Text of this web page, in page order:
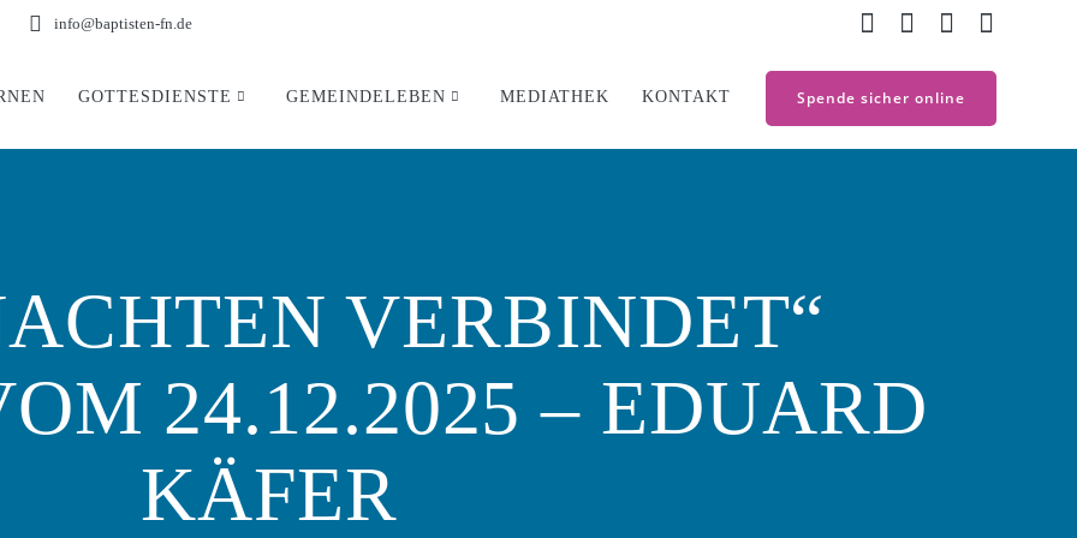
info@baptisten-fn.de
GOTTESDIENSTE GEMEINDELEBEN MEDIATHEK KONTAKT Spende sicher online
VERBINDET“
24.12.2025 – EDUARD
KÄFER